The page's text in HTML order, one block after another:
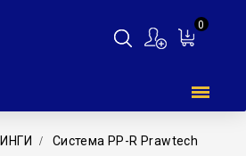
0
Система PP-R Prawtech